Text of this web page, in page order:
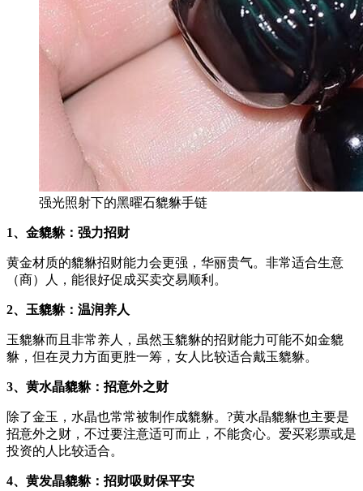
强光照射下的黑曜石貔貅手链
1、金貔貅：强力招财
黄金材质的貔貅招财能力会更强，华丽贵气。非常适合生意
（商）人，能很好促成买卖交易顺利。
2、玉貔貅：温润养人
玉貔貅而且非常养人，虽然玉貔貅的招财能力可能不如金貔
貅，但在灵力方面更胜一筹，女人比较适合戴玉貔貅。
3、黄水晶貔貅：招意外之财
除了金玉，水晶也常常被制作成貔貅。?黄水晶貔貅也主要是
招意外之财，不过要注意适可而止，不能贪心。爱买彩票或是
投资的人比较适合。
4、黄发晶貔貅：招财吸财保平安